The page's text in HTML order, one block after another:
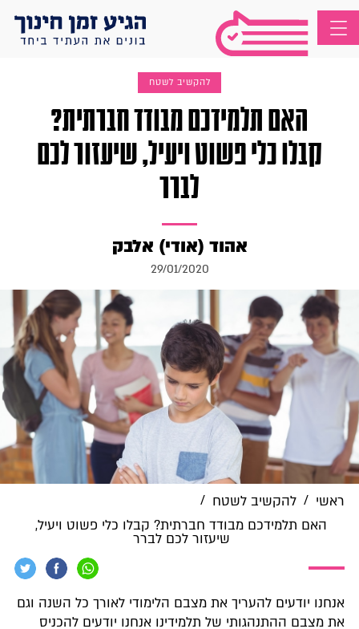
להקשיב לשטח
האם תלמידכם מבודד חברתית?
קבלו כלי פשוט ויעיל, שיעזור לכם
לברר
אהוד (אודי) אלבק
29/01/2020
ראשי / להקשיב לשטח /
האם תלמידכם מבודד חברתית? קבלו כלי פשוט ויעיל,
שיעזור לכם לברר
אנחנו יודעים להעריך את מצבם הלימודי לאורך כל השנה וגם
את מצבם ההתנהגותי של תלמידינו אנחנו יודעים להכניס